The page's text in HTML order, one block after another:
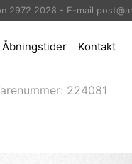
2972 2028 - E-mail
Åbningstider Kontakt
224081